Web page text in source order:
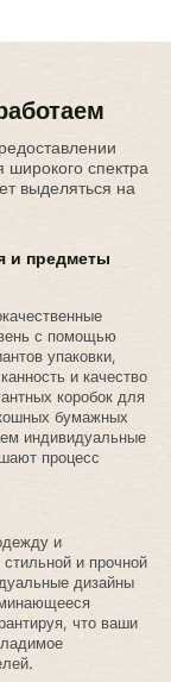
спектра
выделяться на
и предметы
с помощью
упаковки,
и качество
коробок для
бумажных
индивидуальные
процесс
и
и прочной
дизайны
что ваши